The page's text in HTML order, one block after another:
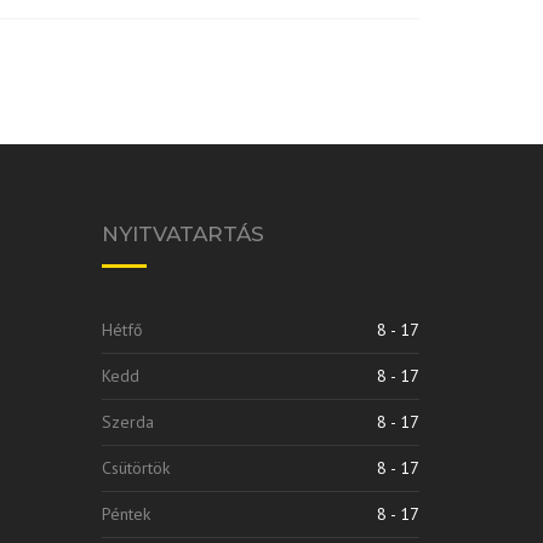
NYITVATARTÁS
Hétfő 8 - 17
Kedd 8 - 17
Szerda 8 - 17
Csütörtök 8 - 17
Péntek 8 - 17